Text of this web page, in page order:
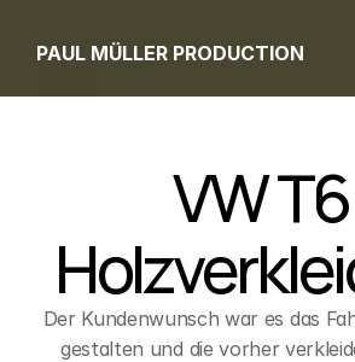
VW T6
Der Kundenwunsch war es das
gestalten und die vorher
PAUL MÜLLER PRODUCTION